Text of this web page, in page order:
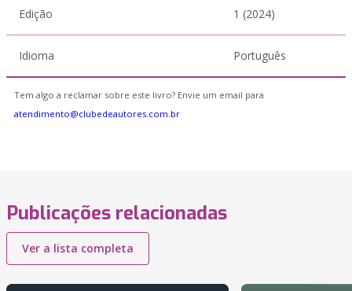
Edição 1 (2024)
Idioma Português
Tem algo a reclamar sobre este livro? Envie um email para
atendimento@clubedeautores.com.br
Publicações relacionadas
Ver a lista completa